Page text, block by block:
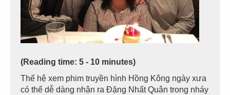
(Reading time: 5 - 10 minutes)
Thế hệ xem phim truyền hình Hồng Kông ngày xưa
có thể dễ dàng nhận ra Đặng Nhất Quân trong nháy